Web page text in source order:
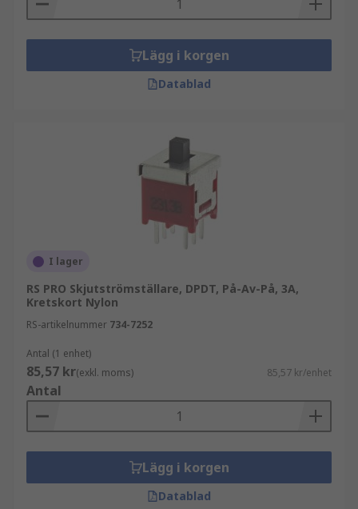
Lägg i korgen
Datablad
I lager
RS PRO Skjutströmställare, DPDT, På-Av-På, 3A,
Kretskort Nylon
RS-artikelnummer 734-7252
Antal (1 enhet)
85,57 kr(exkl. moms) 85,57 kr/enhet
Antal
Lägg i korgen
Datablad